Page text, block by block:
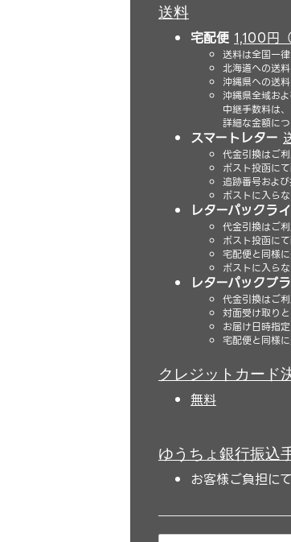
送料
宅配便 1,100円
送料は全国一
北海道への送
沖縄県への送
沖縄県全域お
中継手数料は
詳細な金額に
スマートレター
代金引換はご
ポスト投函に
追跡番号およ
ポストに入ら
レターパックラ
代金引換はご
ポスト投函に
宅配便と同様
ポストに入ら
レターパックプ
代金引換はご
対面受け取りと
お届け日時指
宅配便と同様
クレジットカード
無料
ゆうちょ銀行振込
お客様ご負担に